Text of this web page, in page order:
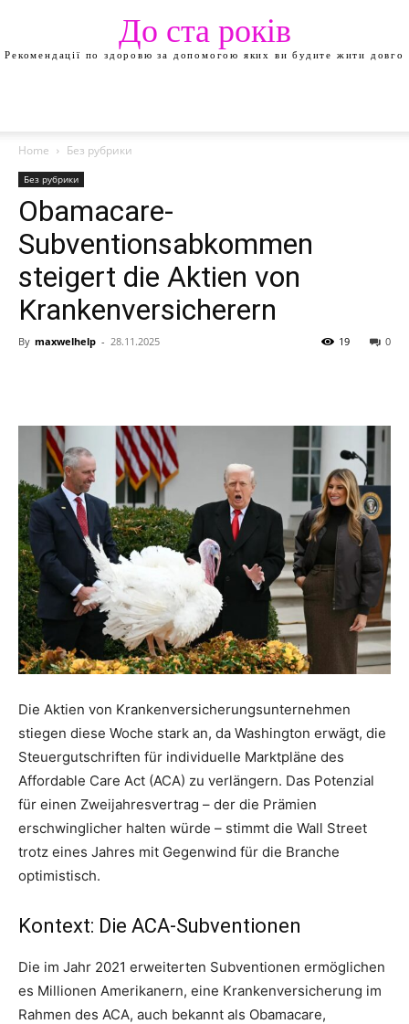
До ста років
Рекомендації по здоровю за допомогою яких ви будите жити довго
Home Без рубрики
Без рубрики
Obamacare-
Subventionsabkommen
steigert die Aktien von
Krankenversicherern
By maxwelhelp - 28.11.2025 0
19
Die Aktien von Krankenversicherungsunternehmen
stiegen diese Woche stark an, da Washington erwägt, die
Steuergutschriften für individuelle Marktpläne des
Affordable Care Act (ACA) zu verlängern. Das Potenzial
für einen Zweijahresvertrag – der die Prämien
erschwinglicher halten würde – stimmt die Wall Street
trotz eines Jahres mit Gegenwind für die Branche
optimistisch.
Kontext: Die ACA-Subventionen
Die im Jahr 2021 erweiterten Subventionen ermöglichen
es Millionen Amerikanern, eine Krankenversicherung im
Rahmen des ACA, auch bekannt als Obamacare,